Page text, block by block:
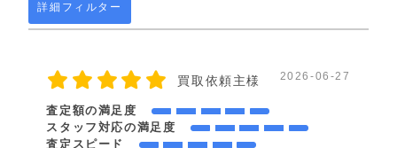
詳細フィルター
買取依頼主様 2026-06-27
査定額の満足度
スタッフ対応の満足度
査定スピード